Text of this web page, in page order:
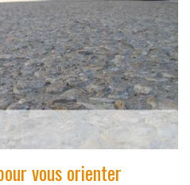
vous orienter